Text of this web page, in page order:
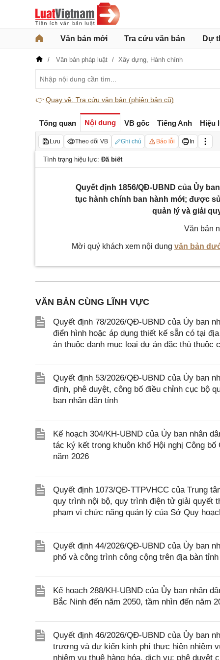
Văn bản mới Tra cứu văn bản Dự
Văn bản pháp luật Xây dựng, Hành chính
👉 Quay về: Tra cứu văn bản (phiên bản cũ)
Tổng quan Nội dung VB gốc Tiếng Anh Hiệu
Lưu Theo dõi VB Ghi chú Báo lỗi In
Tình trạng hiệu lực: Đã biết
Quyết định 1856/QĐ-UBND của Ủy
tục hành chính ban hành mới; được
quản lý và giải
Văn bản
Mời quý khách xem nội dung văn bản
VĂN BẢN CÙNG LĨNH VỰC
Quyết định 78/2026/QĐ-UBND của Ủy ban
điển hình hoặc áp dụng thiết kế sẵn có tại
án thuộc danh mục loại dự án đặc thù thuộc
Quyết định 53/2026/QĐ-UBND của Ủy ban
định, phê duyệt, công bố điều chỉnh cục bộ
ban nhân dân tỉnh
Kế hoạch 304/KH-UBND của Ủy ban nhân
tác ký kết trong khuôn khổ Hội nghị Công
năm 2026
Quyết định 1073/QĐ-TTPVHCC của Trung
quy trình nội bộ, quy trình điện tử giải quyết
phạm vi chức năng quản lý của Sở Quy
Quyết định 44/2026/QĐ-UBND của Ủy ban
phố và công trình công cộng trên địa bàn
Kế hoạch 288/KH-UBND của Ủy ban nhân
Bắc Ninh đến năm 2050, tầm nhìn đến năm
Quyết định 46/2026/QĐ-UBND của Ủy ban
trương và dự kiến kinh phí thực hiện nhiệm
nhiệm vụ thuê hàng hóa, dịch vụ; phê